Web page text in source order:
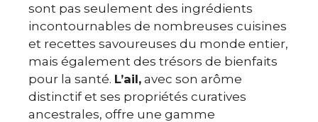
sont pas seulement des ingrédients
incontournables de nombreuses cuisines
et recettes savoureuses du monde entier,
mais également des trésors de bienfaits
pour la santé. L’ail, avec son arôme
distinctif et ses propriétés curatives
ancestrales, offre une gamme